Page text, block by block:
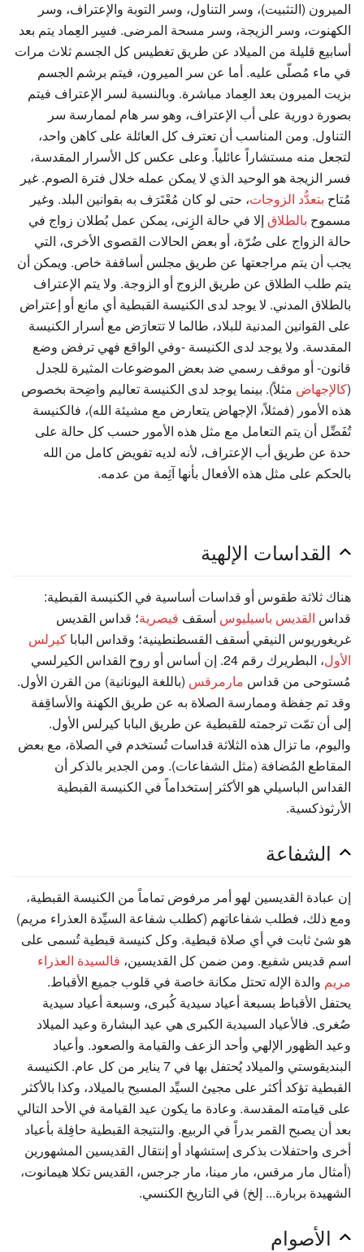
الميرون (التثبيت)، وسر التناول، وسر التوبة والإعتراف، وسر
الكهنوت، وسر الزيجة، وسر مسحة المرضى. فسِر العِماد يتم بعد
أسابيع قليلة من الميلاد عن طريق تغطيس كل الجسم ثلاث مرات
في ماء مُصلّى عليه. أما عن سر الميرون، فيتم برشم الجسم
بزيت الميرون بعد العِماد مباشرة. وبالنسبة لسر الإعتراف فيتم
بصورة دورية على أب الإعتراف، وهو سر هام لممارسة سر
التناول. ومن المناسب أن تعترف كل العائلة على كاهن واحد،
لتجعل منه مستشاراً عائلياً. وعلى عكس كل الأسرار المقدسة،
فسر الزيجة هو الوحيد الذي لا يمكن عمله خلال فترة الصوم. غير
مُتاح بتعدُّد الزوجات، حتى لو كان مُعْتَرَف به بقوانين البلد. وغير
مسموح بالطلاق إلا في حالة الزِِنى، يمكن عمل بُطلان زواج في
حالة الزواج على ضُرّة، أو بعض الحالات القصوى الأخرى، التي
يجب أن يتم مراجعتها عن طريق مجلس أساقفة خاص. ويمكن أن
يتم طلب الطلاق عن طريق الزوج أو الزوجة. ولا يتم الإعتراف
بالطلاق المدني. لا يوجد لدى الكنيسة القبطية أي مانع أو إعتراض
على القوانين المدنية للبلاد، طالما لا تتعارَض مع أسرار الكنيسة
المقدسة. ولا يوجد لدى الكنيسة -وفي الواقع فهي ترفض وضع
قانون- أو موقف رسمي ضد بعض الموضوعات المثيرة للجدل
(كالإجهاض مثلاً). بينما يوجد لدى الكنيسة تعاليم واضِحة بخصوص
هذه الأمور (فمثلاً، الإجهاض يتعارض مع مشيئة الله)، فالكنيسة
تُفَضِّل أن يتم التعامل مع مثل هذه الأمور حسب كل حالة على
حدة عن طريق أب الإعتراف، لأنه لديه تفويض كامل من الله
بالحكم على مثل هذه الأفعال بأنها آثِمة من عدمه.
القداسات الإلهية
هناك ثلاثة طقوس أو قداسات أساسية في الكنيسة القبطية:
قداس القديس باسيليوس أسقف قيصرية؛ قداس القديس
غريغوريوس النيقي أسقف القسطنطينية؛ وقداس البابا كيرلس
الأول
، البطريرك رقم 24. إن أساس أو روح القداس الكيرلسي
مُستوحى من قداس مارمرقس (باللغة اليونانية) من القرن الأول.
وقد تم حِفظة وممارسة الصلاة به عن طريق الكهنة والأساقِفة
إلى أن تمّت ترجمته للقبطية عن طريق البابا كيرلس الأول.
واليوم، ما تزال هذه الثلاثة قداسات تُستخدم في الصلاة، مع بعض
المقاطع المُضافة (مثل الشفاعات). ومن الجدير بالذكر أن
القداس الباسيلي هو الأكثر إستخداماً في الكنيسة القبطية
الأرثوذكسية.
الشفاعة
إن عبادة القديسين لهو أمر مرفوض تماماً من الكنيسة القبطية،
ومع ذلك، فطلب شفاعاتهم (كطلب شفاعة السيِّدة العذراء مريم)
هو شئ ثابت في أي صلاة قبطية. وكل كنيسة قبطية تُسمى على
اسم قديس شفيع. ومن ضمن كل القديسين، فالسيدة العذراء
مريم والدة الإله تحتل مكانة خاصة في قلوب جميع الأقباط.
يحتفل الأقباط بسبعة أعياد سيدية كُبرى، وسبعة أعياد سيدية
صُغرى. فالأعياد السيدية الكبرى هي عيد البشارة وعيد الميلاد
وعيد الظهور الإلهي وأحد الزعف والقيامة والصعود. وأعياد
البنديقوستي والميلاد يُحتفل بها في 7 يناير من كل عام. الكنيسة
القبطية تؤكد أكثر على مجيئ السيِّد المسيح بالميلاد، وكذا بالأكثر
على قيامته المقدسة. وعادة ما يكون عيد القيامة في الأحد التالي
بعد أن يصبح القمر بدراً في الربيع. والنتيجة القبطية حافِلة بأعياد
أخرى واحتفلات بذكرى إستشهاد أو إنتقال القديسين المشهورين
(أمثال مار مرقس، مار مينا، مار جرجس، القديس تكلا هيمانوت،
الشهيدة بربارة... إلخ) في التاريخ الكنسي.
الأصوام